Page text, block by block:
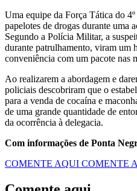
Uma equipe da Força Tática do
papelotes de drogas durante uma
Segundo a Polícia Militar, a
durante patrulhamento, viram um
conveniência com um pacote nas
Ao realizarem a abordagem e
policiais descobriram que o
para a venda de cocaína e
de uma grande quantidade de
da ocorrência à delegacia.
Com informações de Ponta
COMENTE AQUI COMENTE